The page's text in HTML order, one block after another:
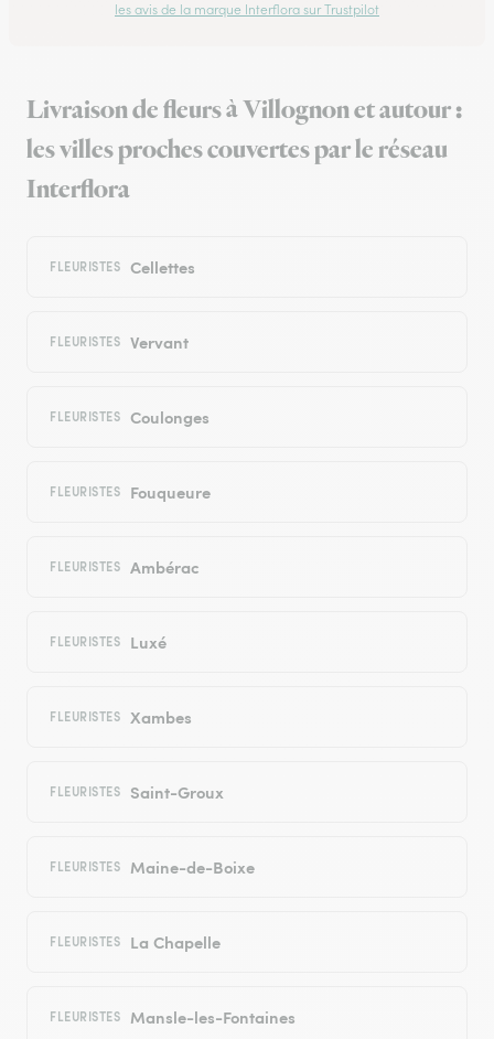
les avis de la marque Interflora sur Trustpilot
Livraison de fleurs à Villognon et autour :
les villes proches couvertes par le réseau
Interflora
FLEURISTES Cellettes
FLEURISTES Vervant
FLEURISTES Coulonges
FLEURISTES Fouqueure
FLEURISTES Ambérac
FLEURISTES Luxé
FLEURISTES Xambes
FLEURISTES Saint-Groux
FLEURISTES Maine-de-Boixe
FLEURISTES La Chapelle
FLEURISTES Mansle-les-Fontaines